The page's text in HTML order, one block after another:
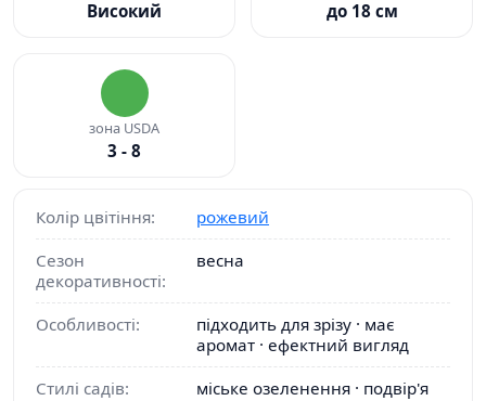
Високий до 18 см
зона USDA
3 - 8
Колір цвітіння:
рожевий
Сезон
декоративності:
весна
Особливості:
підходить для зрізу · має
аромат · ефектний вигляд
Стилі садів:
міське озеленення · подвір'я